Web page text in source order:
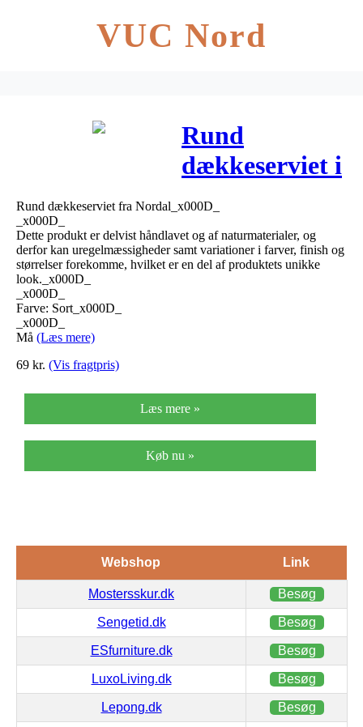
VUC Nord
Rund
dækkeserviet i
jute – ø35 cm
– sort
Rund dækkeserviet fra Nordal_x000D_
_x000D_
Dette produkt er delvist håndlavet og af naturmaterialer, og
derfor kan uregelmæssigheder samt variationer i farver, finish og
størrelser forekomme, hvilket er en del af produktets unikke
look._x000D_
_x000D_
Farve: Sort_x000D_
_x000D_
Må (Læs mere)
69 kr. (Vis fragtpris)
Læs mere »
Køb nu »
Webshop Link
Mostersskur.dk Besøg
Sengetid.dk Besøg
ESfurniture.dk Besøg
LuxoLiving.dk Besøg
Lepong.dk Besøg